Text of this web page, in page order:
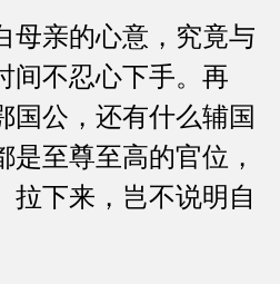
亲的心意，究竟与
间不忍心下手。再
国公，还有什么辅国
是至尊至高的官位，
拉下来，岂不说明自